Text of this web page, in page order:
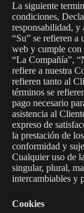
La siguiente
condiciones,
responsabilidad, y
“Su” se refieren a
web y cumple con
“La Compañía”,
refiere a nuestra
refieren tanto al
términos se
pago necesario
asistencia al
expreso de
la prestación de
conformidad y
Cualquier uso de
singular, plural,
intercambiables y
Cookies